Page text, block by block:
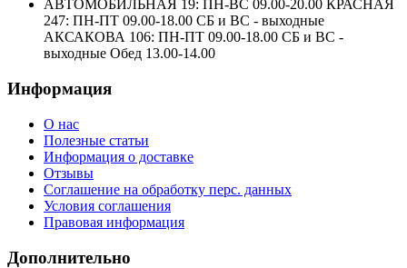
АВТОМОБИЛЬНАЯ 19: ПН-ВС 09.00-20.00 КРАСНАЯ
247: ПН-ПТ 09.00-18.00 СБ и ВС - выходные
АКСАКОВА 106: ПН-ПТ 09.00-18.00 СБ и ВС -
выходные Обед 13.00-14.00
Информация
О нас
Полезные статьи
Информация о доставке
Отзывы
Соглашение на обработку перс. данных
Условия соглашения
Правовая информация
Дополнительно